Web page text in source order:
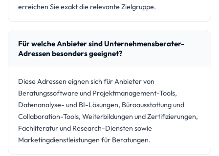
erreichen Sie exakt die relevante Zielgruppe.
Für welche Anbieter sind Unternehmensberater-
Adressen besonders geeignet?
Diese Adressen eignen sich für Anbieter von
Beratungssoftware und Projektmanagement-Tools,
Datenanalyse- und BI-Lösungen, Büroausstattung und
Collaboration-Tools, Weiterbildungen und Zertifizierungen,
Fachliteratur und Research-Diensten sowie
Marketingdienstleistungen für Beratungen.